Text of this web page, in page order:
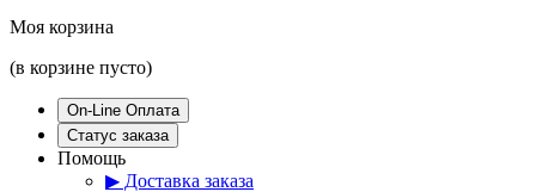
Моя корзина
(в корзине пусто)
On-Line Оплата
Статус заказа
Помощь
▶ Доставка заказа